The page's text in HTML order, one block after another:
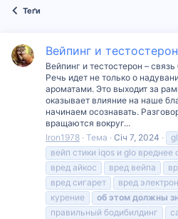
Теґи
Вейпинг и
Вейпинг и тестостерон –
Речь идет не только о
ароматами. Это выходит за
оказывает влияние на наше
начинаем осознавать.
вращаются вокруг...
Iron1978 Тема Січ 7, 2024
вейп стики iqos и glo вреднее
вред айкос
вред вейпа
вред сигарет
вред
курение
об этом должны
правильный бодибилдинг